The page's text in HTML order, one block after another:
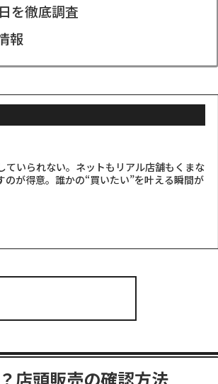
を徹底調査
報
ていられない。ネットもリアル店舗もくまな
が得意。誰かの“買いたい”を叶える瞬間が
店頭販売の確認方法